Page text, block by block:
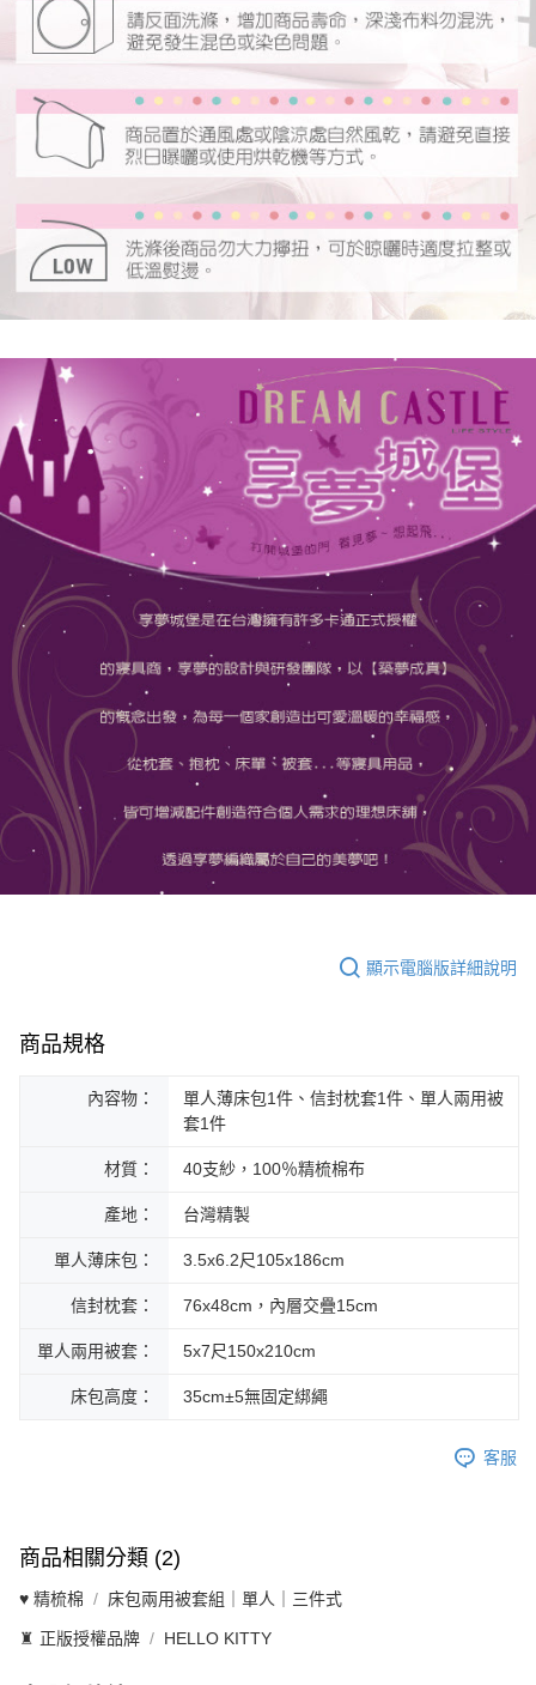
顯示電腦版詳細說明
商品規格
內容物：
單人薄床包1件、信封枕套1件、單人兩用被
套1件
材質： 40支紗，100％精梳棉布
產地： 台灣精製
單人薄床包： 3.5x6.2尺105x186cm
信封枕套： 76x48cm，內層交疊15cm
單人兩用被套： 5x7尺150x210cm
床包高度： 35cm±5無固定綁繩
客服
商品相關分類 (2)
♥ 精梳棉 床包兩用被套組｜單人｜三件式
♜ 正版授權品牌 HELLO KITTY